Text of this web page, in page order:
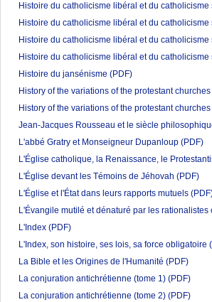
Histoire du catholicisme libéral et du
Histoire du catholicisme libéral et du
Histoire du catholicisme libéral et du
Histoire du catholicisme libéral et du
Histoire du jansénisme (PDF)
History of the variations of the protestant
History of the variations of the protestant
Jean-Jacques Rousseau et le siècle
L'abbé Gratry et Monseigneur Dupanloup (PDF)
L'Église catholique, la Renaissance, le
L'Église devant les Témoins de Jéhovah (PDF)
L'Église et l'État dans leurs rapports mutuels
L'Évangile mutilé et dénaturé par les rationalistes
L'Index (PDF)
L'Index, son histoire, ses lois, sa force obligatoire
La Bible et les Origines de l'Humanité (PDF)
La conjuration antichrétienne (tome 1) (PDF)
La conjuration antichrétienne (tome 2) (PDF)